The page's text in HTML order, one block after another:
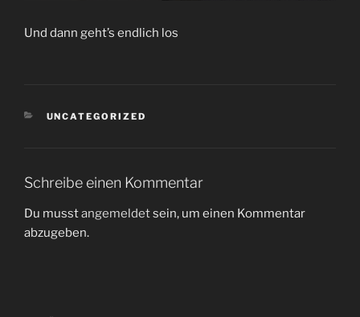
Und dann geht’s endlich los
KATEGORIEN
UNCATEGORIZED
Schreibe einen Kommentar
Du musstangemeldetsein, um einen Kommentar
abzugeben.